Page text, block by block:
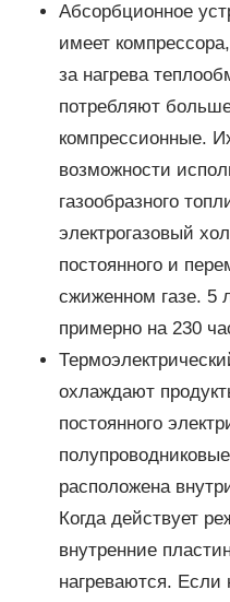
Абсорбционное
имеет
за нагрева
потребляют
компрессионные.
возможности
газообразного
электрогазовый
постоянного и
сжиженном газе. 5
примерно на 230
охлаждают
постоянного
расположена
Когда действует
внутренние
нагреваются. Если